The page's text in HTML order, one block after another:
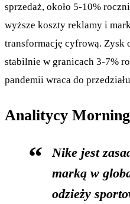
sprzedaż, około 5-10%
wyższe koszty reklamy i
transformację cyfrową. Zysk
stabilnie w granicach 3-7%
pandemii wraca do
Analitycy
Nike jest
marką w
odzieży